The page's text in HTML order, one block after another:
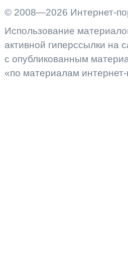
© 2008—2026 Интернет-
Использование
активной гиперссылки на
с опубликованным
«по материалам